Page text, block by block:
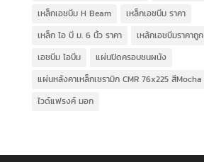
เหล็กเอชบีม H Beam
เหล็กเอชบีม ราคา
เหล็ก ไอ บี ม. 6 นิ้ว ราคา
เหล้กเอชบีมราคาถูก
เอชบีม ไอบีม
แผ่นปิดครอบชนผนัง
แผ่นหลังคาเหล็กเซรามิก CMR 76x225 สีMocha
ไวด์แฟรงค์ มอก